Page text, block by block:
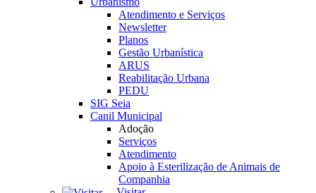
Atendimento e Serviços
Newsletter
Planos
Gestão Urbanística
ARUS
Reabilitação Urbana
PEDU
SIG Seia
Canil Municipal
Adoção
Serviços
Atendimento
Apoio à Esterilização de Animais de
Companhia